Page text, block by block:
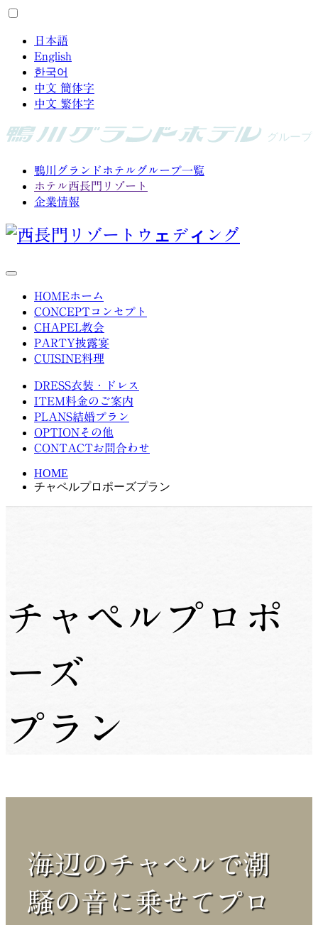
日本語
English
한국어
中文 簡体字
中文 繁体字
鴨川グランドホテルグループ一覧
ホテル西長門リゾート
企業情報
HOMEホーム
CONCEPTコンセプト
CHAPEL教会
PARTY披露宴
CUISINE料理
DRESS衣装・ドレス
ITEM料金のご案内
PLANS結婚プラン
OPTIONその他
CONTACTお問合わせ
HOME
チャペルプロポーズプラン
チャペルプロポ
ーズ
プラン
海辺のチャペルで潮
騒の音に乗せてプロ